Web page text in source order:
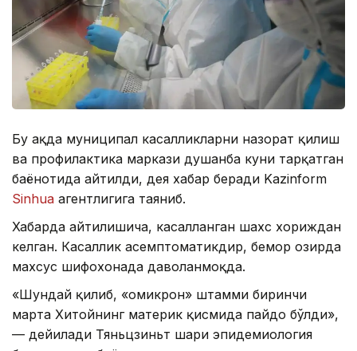
Бу ҳақда муниципал касалликларни назорат қилиш
ва профилактика маркази душанба куни тарқатган
баёнотида айтилди, дея хабар беради Kazinform
Sinhua агентлигига таяниб.
Хабарда айтилишича, касалланган шахс хориждан
келган. Касаллик асемптоматикдир, бемор ҳозирда
махсус шифохонада даволанмоқда.
«Шундай қилиб, «омикрон» штамми биринчи
марта Хитойнинг материк қисмида пайдо бўлди»,
— дейилади Тяньцзиньт шаҳри эпидемиология